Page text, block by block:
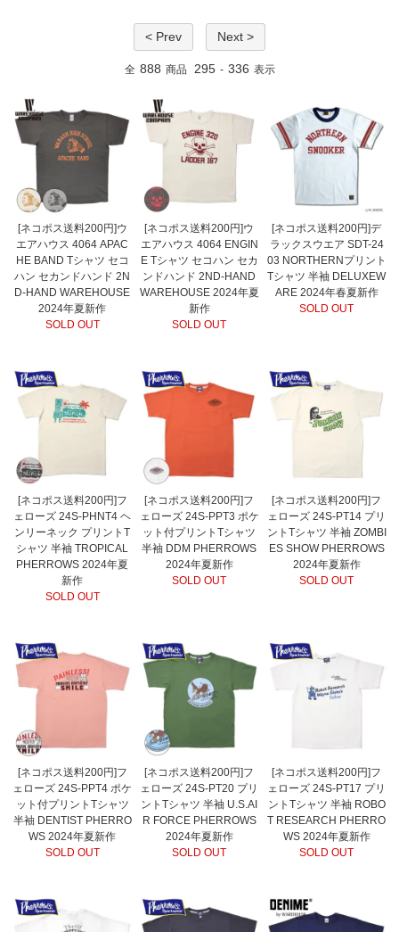
< Prev Next >
全 888 商品 295 - 336 表示
[ネコポス送料200円]ウ
エアハウス 4064 APAC
HE BAND Tシャツ セコ
ハン セカンドハンド 2N
D-HAND WAREHOUSE
2024年夏新作
SOLD OUT
[ネコポス送料200円]ウ
エアハウス 4064 ENGIN
E Tシャツ セコハン セカ
ンドハンド 2ND-HAND
WAREHOUSE 2024年夏
新作
SOLD OUT
[ネコポス送料200円]デ
ラックスウエア SDT-24
03 NORTHERNプリント
Tシャツ 半袖 DELUXEW
ARE 2024年春夏新作
SOLD OUT
[ネコポス送料200円]フ
ェローズ 24S-PHNT4 ヘ
ンリーネック プリントT
シャツ 半袖 TROPICAL
PHERROWS 2024年夏
新作
SOLD OUT
[ネコポス送料200円]フ
ェローズ 24S-PPT3 ポケ
ット付プリントTシャツ
半袖 DDM PHERROWS
2024年夏新作
SOLD OUT
[ネコポス送料200円]フ
ェローズ 24S-PT14 プリ
ントTシャツ 半袖 ZOMBI
ES SHOW PHERROWS
2024年夏新作
SOLD OUT
[ネコポス送料200円]フ
ェローズ 24S-PPT4 ポケ
ット付プリントTシャツ
半袖 DENTIST PHERRO
WS 2024年夏新作
SOLD OUT
[ネコポス送料200円]フ
ェローズ 24S-PT20 プリ
ントTシャツ 半袖 U.S.AI
R FORCE PHERROWS
2024年夏新作
SOLD OUT
[ネコポス送料200円]フ
ェローズ 24S-PT17 プリ
ントTシャツ 半袖 ROBO
T RESEARCH PHERRO
WS 2024年夏新作
SOLD OUT